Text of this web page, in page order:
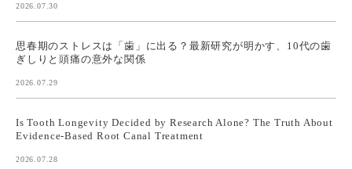
2026.07.30
思春期のストレスは「歯」に出る？最新研究が明かす、10代の歯
ぎしりと頭痛の意外な関係
2026.07.29
Is Tooth Longevity Decided by Research Alone? The Truth About
Evidence-Based Root Canal Treatment
2026.07.28